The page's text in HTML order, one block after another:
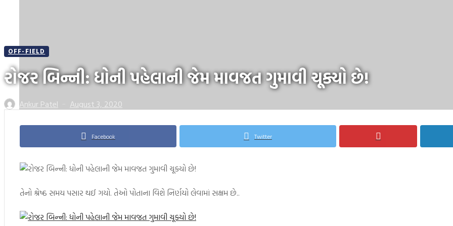
OFF-FIELD
રોજર બિન્ની: ધોની પહેલાની જેમ માવજત ગુમાવી ચૂક્યો છે!
Ankur Patel August 3, 2020
Facebook Twitter
તેનો શ્રેષ્ઠ સમય પસાર થઈ ગયો. તેઓ પોતાના વિશે નિર્ણયો લેવામાં સક્ષમ છે..